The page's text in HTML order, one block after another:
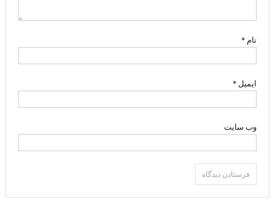
نام*
ایمیل *
وب‌ سایت